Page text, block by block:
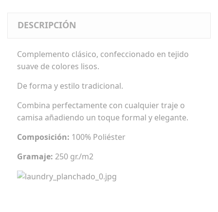
DESCRIPCIÓN
Complemento clásico, confeccionado en tejido
suave de colores lisos.
De forma y estilo tradicional.
Combina perfectamente con cualquier traje o
camisa añadiendo un toque formal y elegante.
Composición: 100% Poliéster
Gramaje: 250 gr./m2